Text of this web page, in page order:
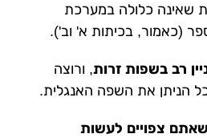
שאינה כלולה במערכת
(כאמור, בכיתות א' וב').
רב בשפות זרות, ורוצה
הניתן את השפה האנגלית.
צפויים לעשות